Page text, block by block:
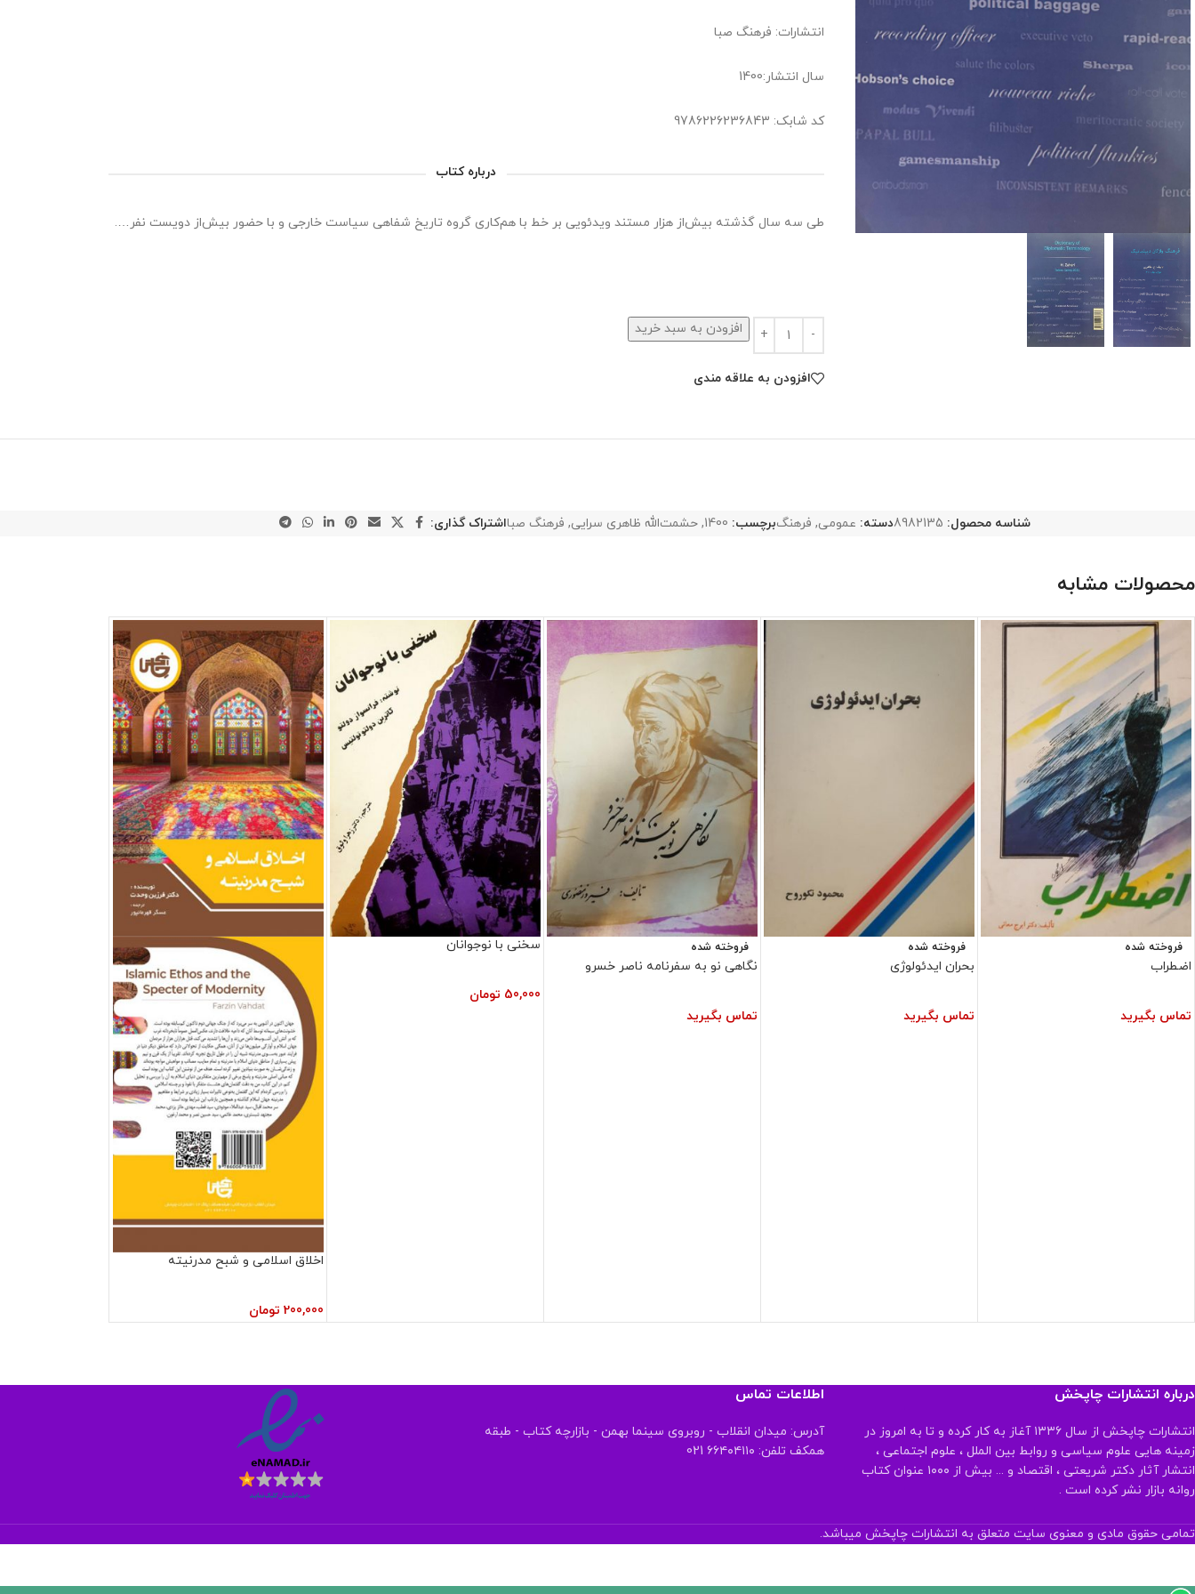
انتشارات: فرهنگ صبا
سال انتشار:1400
کد شابک: 9786226236843
درباره کتاب
طی سه سال گذشته بیش‌از هزار مستند ویدئویی بر خط با هم‌کاری گروه تاریخ شفاهی سیاست خارجی و با حضور بیش‌از دویست نفر….
افزودن به سبد خرید
افزودن به علاقه مندی
شناسه محصول: 8982135دسته: عمومی, فرهنگبرچسب: 1400
, حشمت‌الله ظاهری سرایی, فرهنگ صبااشتراک گذاری:
محصولات مشابه
فروخته شده
اضطراب
تماس بگیرید
فروخته شده
بحران ایدئولوژی
تماس بگیرید
فروخته شده
نگاهی نو به سفرنامه ناصر خسرو
تماس بگیرید
سخنی با نوجوانان
50,000 تومان
اخلاق اسلامی و شبح مدرنیته
200,000 تومان
درباره انتشارات چاپخش
انتشارات چاپخش از سال ۱۳۳۶ آغاز به کار کرده و تا به امروز در
زمینه هایی علوم سیاسی و روابط بین الملل ، علوم اجتماعی ،
انتشار آثار دکتر شریعتی ، اقتصاد و ... بیش از ۱۰۰۰ عنوان کتاب
روانه بازار نشر کرده است .
اطلاعات تماس
آدرس: میدان انقلاب - روبروی سینما بهمن - بازارچه کتاب - طبقه
همکف تلفن: ۶۶۴۰۴۱۱۰ 021
تمامی حقوق مادی و معنوی سایت متعلق به انتشارات چاپخش میباشد.